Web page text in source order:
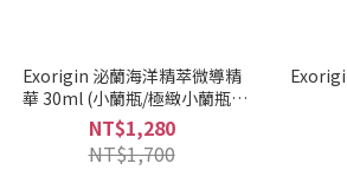
Exorigin 泌蘭海洋精萃微導精
華 30ml (小蘭瓶/極緻小蘭瓶#
保濕修護)
NT$1,280
NT$1,700